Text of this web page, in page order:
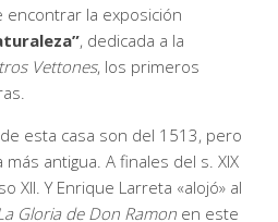
encontrar la exposición
, dedicada a la
Vettones, los primeros
esta casa son del 1513, pero
antigua. A finales del s. XIX
XII. Y Enrique Larreta «alojó» al
Gloria de Don Ramon en este